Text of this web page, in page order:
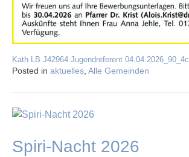
Kath LB J42964 Jugendreferent 04.04.2026_90_4c
Posted in aktuelles, Alle Gemeinden
Spiri-Nacht 2026